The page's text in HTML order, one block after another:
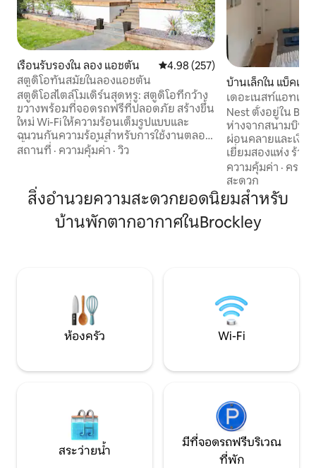
เรือนรับรองใน ลอง แอชตัน คะแนนเฉลี่ย 4.98 จาก 5, 257 รีวิว
4.98 (257)
สตูดิโอทันสมัยในลองแอชตัน
สตูดิโอสไตล์โมเดิร์นสุดหรู: สตูดิโอที่กว้าง
ขวางพร้อมที่จอดรถฟรีที่ปลอดภัย สร้างขึ้น
ใหม่ Wi-Fi ให้ความร้อนเต็มรูปแบบและ
ฉนวนกันความร้อนสำหรับการใช้งานตลอด
ทั้งปี สตูดิโอแห่งนี้ตั้งอยู่ไม่ไกลจากแอชตัน
คอร์ทเอสเตทและขับรถไม่ไกลจากหมู่บ้านค
เติมสำหรับผู้เข้าพัก 2 ท่านคิดค่าธรรมเนียม
60 ปอนด์ต่อคืนเมื่อเดินทางมาถึง โปรด
ระบุสิ่งนี้ให้เจ้าของที่พักทราบตอนที่จอง
สถานที่ · ความคุ้มค่า · วิว
บ้านเล็กใน แบ็คเวล
เดอะเนสท์แอทแบ็ค
Nest ตั้งอยู่ใน
ห่างจากสนามบิน
ผ่อนคลายและเงียบสงบ ผับและค
เยี่ยมสองแห่ง ร้า
และร้านขายของช
การเชื่อมต่อการข
ยังบริสตอลโดยรถ
บินอยู่ห่างออกไปเพียง
คิงไซส์ในห้องนอน
พร้อมโซฟาเบดคู่ขนาดเล็ก
ความคุ้มค่า · ครอบ
สะดวก
สิ่งอำนวยความสะดวกยอดนิยมสำหรับ
บ้านพักตากอากาศในBrockley
ห้องครัว Wi-Fi
สระว่ายน้ำ
มีที่จอดรถฟรีบริเวณ
ที่พัก